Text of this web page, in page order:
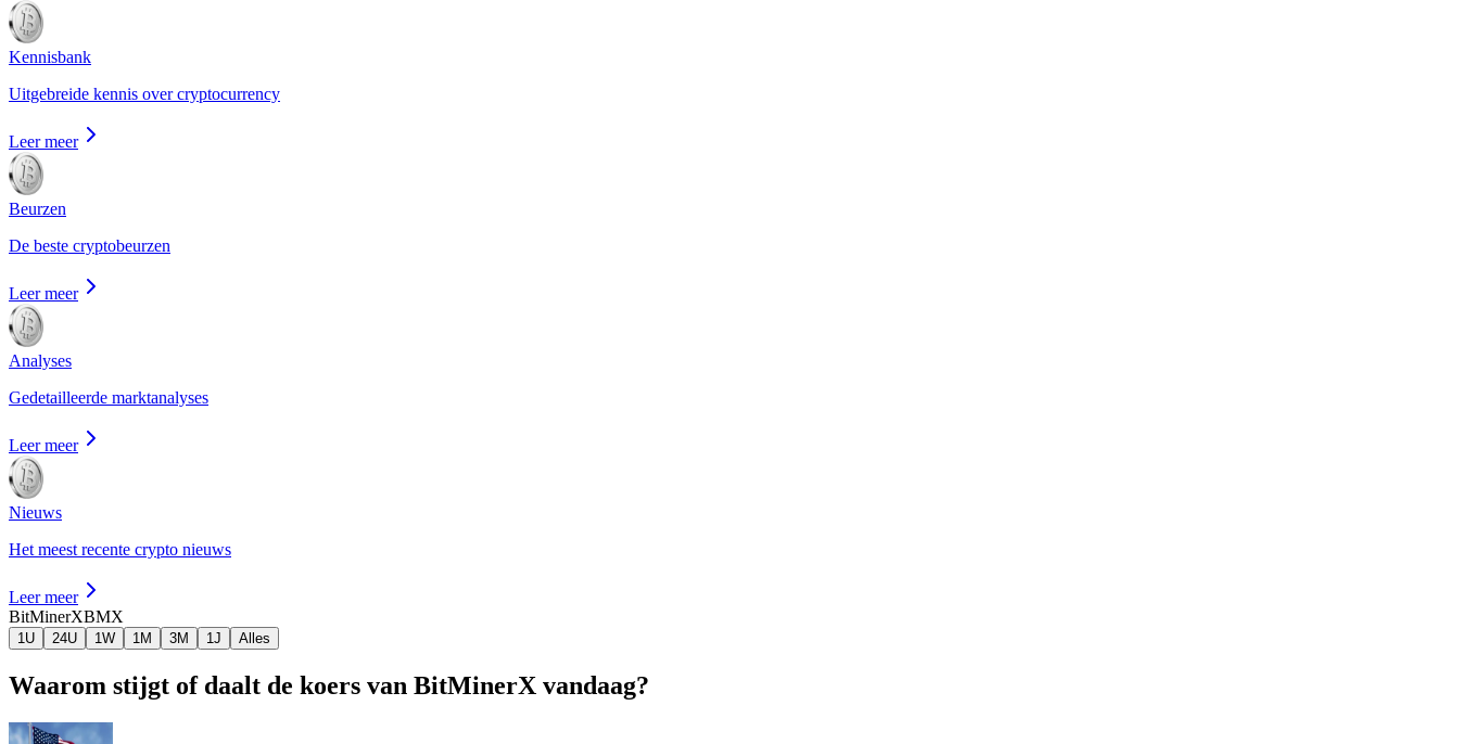
Kennisbank
Uitgebreide kennis over cryptocurrency
Leer meer
Beurzen
De beste cryptobeurzen
Leer meer
Analyses
Gedetailleerde marktanalyses
Leer meer
Nieuws
Het meest recente crypto nieuws
Leer meer
BitMinerXBMX
1U 24U 1W 1M 3M 1J Alles
Waarom stijgt of daalt de koers van BitMinerX vandaag?